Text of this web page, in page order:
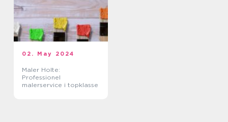
02. May 2024
Maler Holte:
Professionel
malerservice i topklasse